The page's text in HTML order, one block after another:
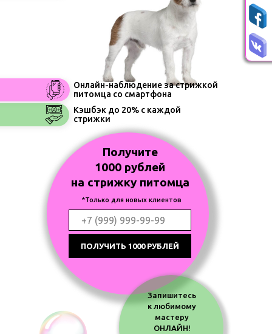
Онлайн-наблюдение за стрижкой
питомца со смартфона
Кэшбэк до 20% с каждой
стрижки
Получите
1000 рублей
на стрижку питомца
Запишитесь
к любимому
мастеру
ОНЛАЙН!
*Только для новых клиентов
ПОЛУЧИТЬ 1000 РУБЛЕЙ